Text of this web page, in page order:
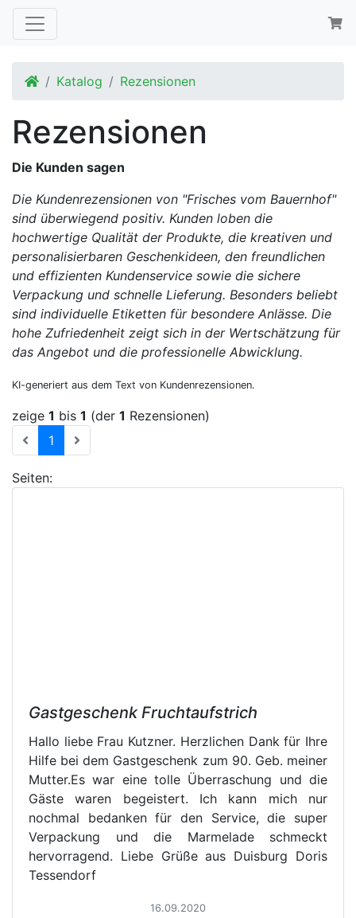
Startseite
Katalog Rezensionen
Rezensionen
Die Kunden sagen
Die Kundenrezensionen von "Frisches vom Bauernhof"
sind überwiegend positiv. Kunden loben die
hochwertige Qualität der Produkte, die kreativen und
personalisierbaren Geschenkideen, den freundlichen
und effizienten Kundenservice sowie die sichere
Verpackung und schnelle Lieferung. Besonders beliebt
sind individuelle Etiketten für besondere Anlässe. Die
hohe Zufriedenheit zeigt sich in der Wertschätzung für
das Angebot und die professionelle Abwicklung.
KI-generiert aus dem Text von Kundenrezensionen.
zeige 1 bis 1 (der 1 Rezensionen)
1 (current)
Seiten:
Gastgeschenk Fruchtaufstrich
Hallo liebe Frau Kutzner. Herzlichen Dank für Ihre
Hilfe bei dem Gastgeschenk zum 90. Geb. meiner
Mutter.Es war eine tolle Überraschung und die
Gäste waren begeistert. Ich kann mich nur
nochmal bedanken für den Service, die super
Verpackung und die Marmelade schmeckt
hervorragend. Liebe Grüße aus Duisburg Doris
Tessendorf
16.09.2020